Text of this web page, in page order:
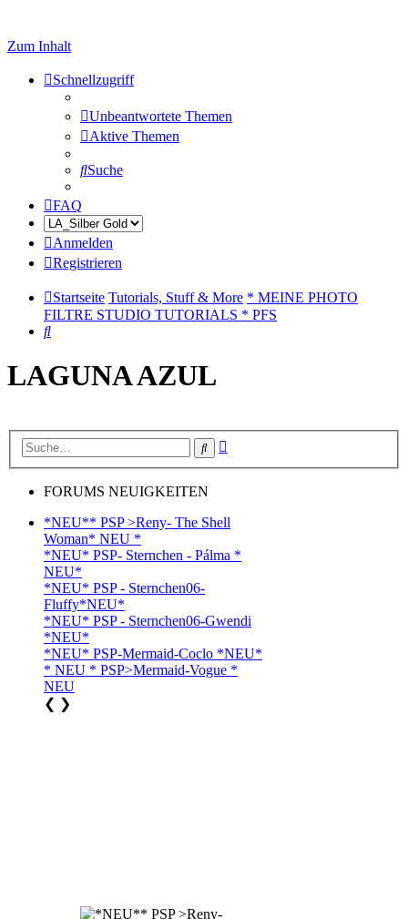
Zum Inhalt
Schnellzugriff
Unbeantwortete Themen
Aktive Themen
Suche
FAQ
Anmelden
Registrieren
Startseite Tutorials, Stuff & More * MEINE PHOTO
FILTRE STUDIO TUTORIALS * PFS
Suche
LAGUNA AZUL
Suche
FORUMS NEUIGKEITEN
*NEU** PSP >Reny- The Shell
Woman* NEU *
*NEU* PSP- Sternchen - Pálma *
NEU*
*NEU* PSP - Sternchen06-
Fluffy*NEU*
*NEU* PSP - Sternchen06-Gwendi
*NEU*
*NEU* PSP-Mermaid-Coclo *NEU*
* NEU * PSP>Mermaid-Vogue *
NEU
❮ ❯